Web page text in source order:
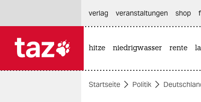
themen
verlag
veranstaltungen shop
hitze niedrigwasser rente
Startseite Politik